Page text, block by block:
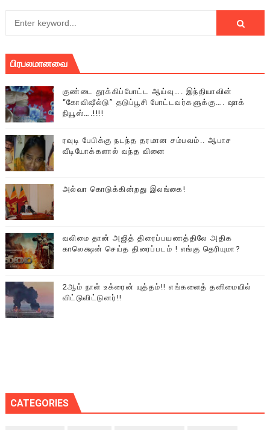
பிரபலமானவை
குண்டை தூக்கிப்போட்ட ஆய்வு…. இந்தியாவின்
“கோவிஷீல்டு” தடுப்பூசி போட்டவர்களுக்கு…. ஷாக்
நியூஸ்….!!!!
ரவுடி பேபிக்கு நடந்த தரமான சம்பவம்.. ஆபாச
வீடியோக்களால் வந்த வினை
அல்வா கொடுக்கின்றது இலங்கை!
வலிமை தான் அஜித் திரைப்பயணத்திலே அதிக
காலெக்ஷன் செய்த திரைப்படம் ! எங்கு தெரியுமா?
2ஆம் நாள் உக்ரைன் யுத்தம்!! எங்களைத் தனிமையில்
விட்டுவிட்டுனர்!!
CATEGORIES